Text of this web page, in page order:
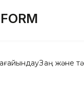
Заң және